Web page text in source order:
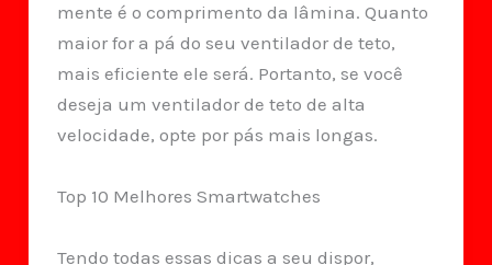
mente é o comprimento da lâmina. Quanto
maior for a pá do seu ventilador de teto,
mais eficiente ele será. Portanto, se você
deseja um ventilador de teto de alta
velocidade, opte por pás mais longas.
Top 10 Melhores Smartwatches
Tendo todas essas dicas a seu dispor,